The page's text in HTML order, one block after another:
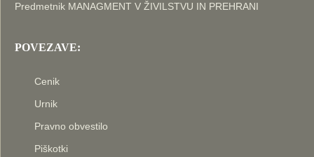
Predmetnik MANAGMENT V ŽIVILSTVU IN PREHRANI
POVEZAVE:
Cenik
Urnik
Pravno obvestilo
Piškotki